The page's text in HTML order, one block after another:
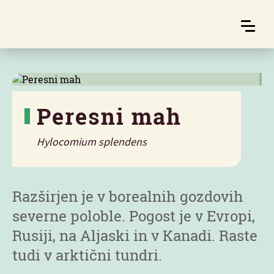
Peresni mah
Hylocomium splendens
Razširjen je v borealnih gozdovih
severne poloble. Pogost je v Evropi,
Rusiji, na Aljaski in v Kanadi. Raste
tudi v arktični tundri.